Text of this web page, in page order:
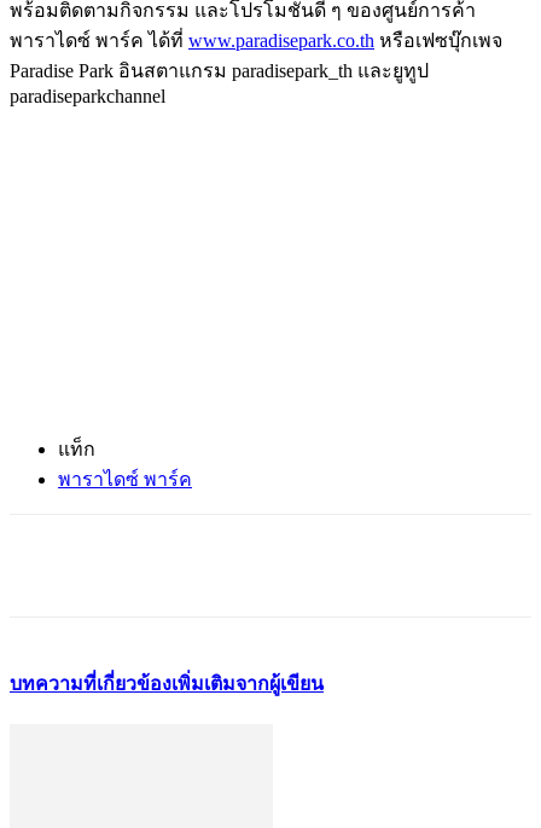
พร้อมติดตามกิจกรรม และโปรโมชันดี ๆ ของศูนย์การค้า
พาราไดซ์ พาร์ค ได้ที่ www.paradisepark.co.th หรือเฟซบุ๊กเพจ
Paradise Park อินสตาแกรม paradisepark_th และยูทูป
paradiseparkchannel
แท็ก
พาราไดซ์ พาร์ค
บทความที่เกี่ยวข้องเพิ่มเติมจากผู้เขียน